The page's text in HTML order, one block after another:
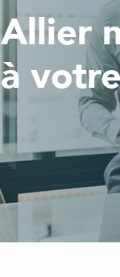
Allier
à